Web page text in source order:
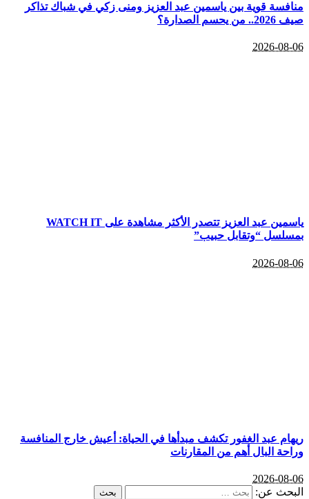
منافسة قوية بين ياسمين عبد العزيز ومنى زكي في شباك تذاكر
صيف 2026.. من يحسم الصدارة؟
2026-08-06
ياسمين عبد العزيز تتصدر الأكثر مشاهدة على WATCH IT
بمسلسل “وتقابل حبيب”
2026-08-06
ريهام عبد الغفور تكشف مبدأها في الحياة: أعيش خارج المنافسة
وراحة البال أهم من المقارنات
2026-08-06
البحث عن: